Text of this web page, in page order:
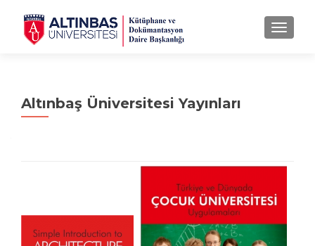
MENU
Altınbaş Üniversitesi Yayınları